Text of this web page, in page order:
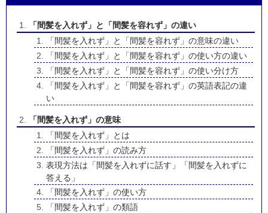
「間髪を入れず」と「間髪を容れず」の違い
「間髪を入れず」と「間髪を容れず」の意味の違い
「間髪を入れず」と「間髪を容れず」の使い方の違い
「間髪を入れず」と「間髪を容れず」の使い分け方
「間髪を入れず」と「間髪を容れず」の英語表記の違
い
「間髪を入れず」の意味
「間髪を入れず」とは
「間髪を入れず」の読み方
表現方法は「間髪を入れずに話す」「間髪を入れずに
答える」
「間髪を入れず」の使い方
「間髪を入れず」の類語